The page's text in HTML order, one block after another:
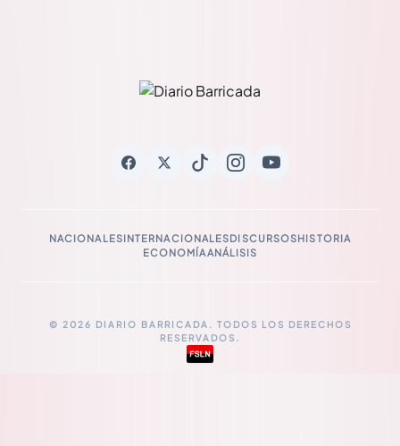
NACIONALESINTERNACIONALESDISCURSOSHISTORIA
ECONOMÍAANÁLISIS
© 2026 DIARIO BARRICADA. TODOS LOS DERECHOS
RESERVADOS.